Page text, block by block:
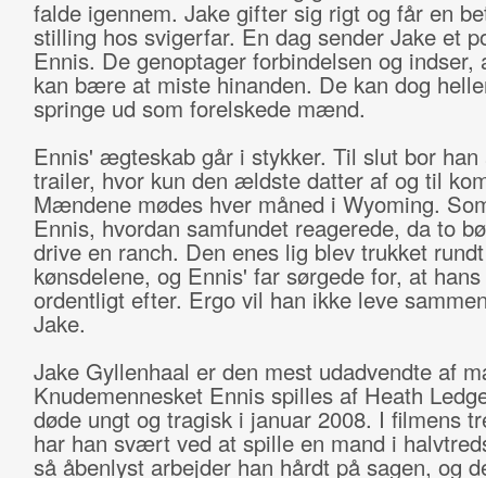
falde igennem. Jake gifter sig rigt og får en
stilling hos svigerfar. En dag sender Jake et
Ennis. De genoptager forbindelsen og indser,
kan bære at miste hinanden. De kan dog
springe ud som forelskede mænd.
Ennis' ægteskab går i stykker. Til slut bor han
trailer, hvor kun den ældste datter af og til
Mændene mødes hver måned i Wyoming.
Ennis, hvordan samfundet reagerede, da to
drive en ranch. Den enes lig blev trukket
kønsdelene, og Ennis' far sørgede for, at
ordentligt efter. Ergo vil han ikke leve
Jake.
Jake Gyllenhaal er den mest udadvendte af
Knudemennesket Ennis spilles af Heath
døde ungt og tragisk i januar 2008. I filmens
har han svært ved at spille en mand i
så åbenlyst arbejder han hårdt på sagen, og